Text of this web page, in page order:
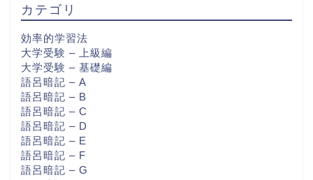
カテゴリ
効率的学習法
大学受験 – 上級編
大学受験 – 基礎編
語呂暗記 – A
語呂暗記 – B
語呂暗記 – C
語呂暗記 – D
語呂暗記 – E
語呂暗記 – F
語呂暗記 – G